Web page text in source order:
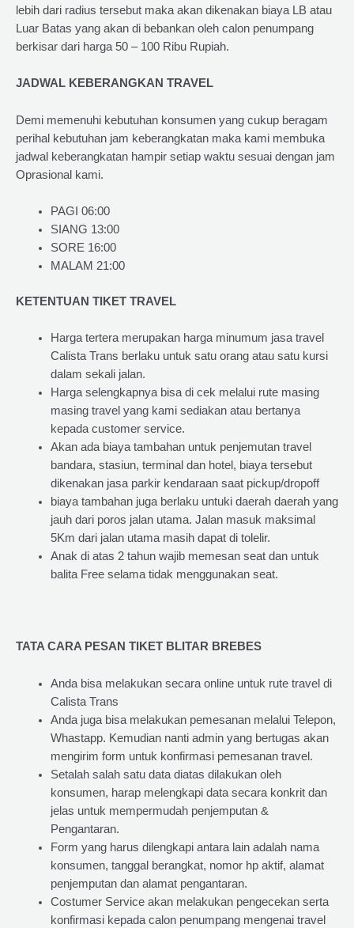
lebih dari radius tersebut maka akan dikenakan biaya LB atau
Luar Batas yang akan di bebankan oleh calon penumpang
berkisar dari harga 50 – 100 Ribu Rupiah.
JADWAL KEBERANGKAN TRAVEL
Demi memenuhi kebutuhan konsumen yang cukup beragam
perihal kebutuhan jam keberangkatan maka kami membuka
jadwal keberangkatan hampir setiap waktu sesuai dengan jam
Oprasional kami.
PAGI 06:00
SIANG 13:00
SORE 16:00
MALAM 21:00
KETENTUAN TIKET TRAVEL
Harga tertera merupakan harga minumum jasa travel
Calista Trans berlaku untuk satu orang atau satu kursi
dalam sekali jalan.
Harga selengkapnya bisa di cek melalui rute masing
masing travel yang kami sediakan atau bertanya
kepada customer service.
Akan ada biaya tambahan untuk penjemutan travel
bandara, stasiun, terminal dan hotel, biaya tersebut
dikenakan jasa parkir kendaraan saat pickup/dropoff
biaya tambahan juga berlaku untuki daerah daerah yang
jauh dari poros jalan utama. Jalan masuk maksimal
5Km dari jalan utama masih dapat di tolelir.
Anak di atas 2 tahun wajib memesan seat dan untuk
balita Free selama tidak menggunakan seat.
TATA CARA PESAN TIKET BLITAR BREBES
Anda bisa melakukan secara online untuk rute travel di
Calista Trans
Anda juga bisa melakukan pemesanan melalui Telepon,
Whastapp. Kemudian nanti admin yang bertugas akan
mengirim form untuk konfirmasi pemesanan travel.
Setalah salah satu data diatas dilakukan oleh
konsumen, harap melengkapi data secara konkrit dan
jelas untuk mempermudah penjemputan &
Pengantaran.
Form yang harus dilengkapi antara lain adalah nama
konsumen, tanggal berangkat, nomor hp aktif, alamat
penjemputan dan alamat pengantaran.
Costumer Service akan melakukan pengecekan serta
konfirmasi kepada calon penumpang mengenai travel